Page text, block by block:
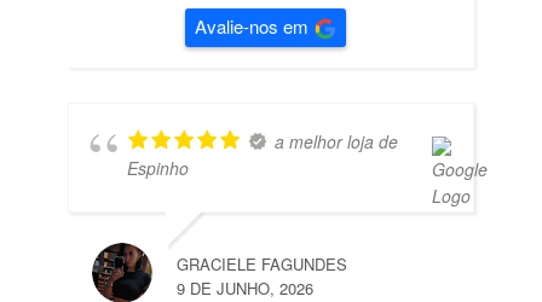
Avalie-nos em
a melhor loja de
Espinho
GRACIELE FAGUNDES
9 DE JUNHO, 2026